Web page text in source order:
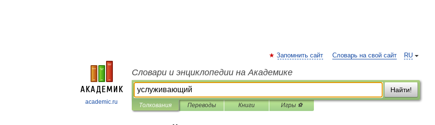
academic.ru
RU
Запомнить сайт Словарь на свой сайт
Словари и энциклопедии на Академике
Найти!
Толкования Переводы Книги Игры ⚽